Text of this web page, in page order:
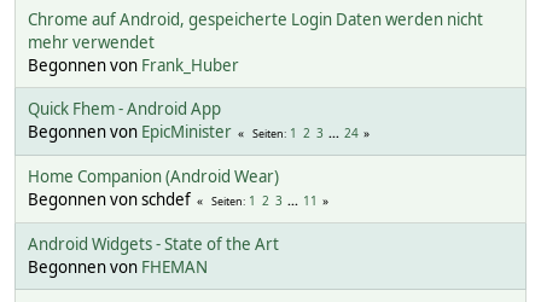
Chrome auf Android, gespeicherte Login Daten werden nicht
mehr verwendet
Begonnen von Frank_Huber
Quick Fhem - Android App
Begonnen von EpicMinister Seiten 1 2 3 ... 24
Home Companion (Android Wear)
Begonnen von schdef
Seiten 1 2 3 ... 11
Android Widgets - State of the Art
Begonnen von FHEMAN